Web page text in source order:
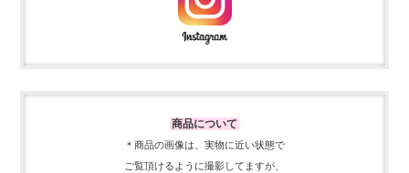
商品について
＊商品の画像は、実物に近い状態で
ご覧頂けるように撮影してますが、